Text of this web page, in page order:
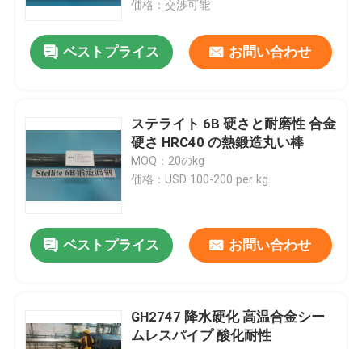
柔らかい磁気合金
超弾性の合金
管理された拡張の合金
ハステロイ の合金
価格：交渉可能
ベストプライス お問い合わせ
ステライト 6B 硬さと耐磨性 合金
硬さ HRC40 の熱鍛造丸い棒
MOQ：20のkg
価格：USD 100-200 per kg
ベストプライス お問い合わせ
GH2747 降水硬化 高温合金シー
ムレスパイプ 酸化耐性